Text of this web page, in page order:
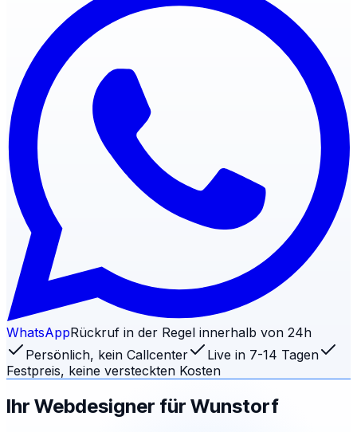
WhatsAppRückruf in der Regel innerhalb von 24h
Persönlich, kein Callcenter
Live in 7-14 Tagen
Festpreis, keine versteckten Kosten
Ihr Webdesigner für Wunstorf